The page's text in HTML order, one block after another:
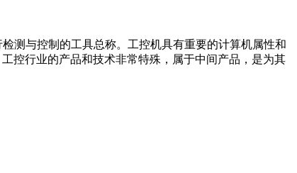
测与控制的工具总称。工控机具有重要的计算机属性和
控行业的产品和技术非常特殊，属于中间产品，是为其